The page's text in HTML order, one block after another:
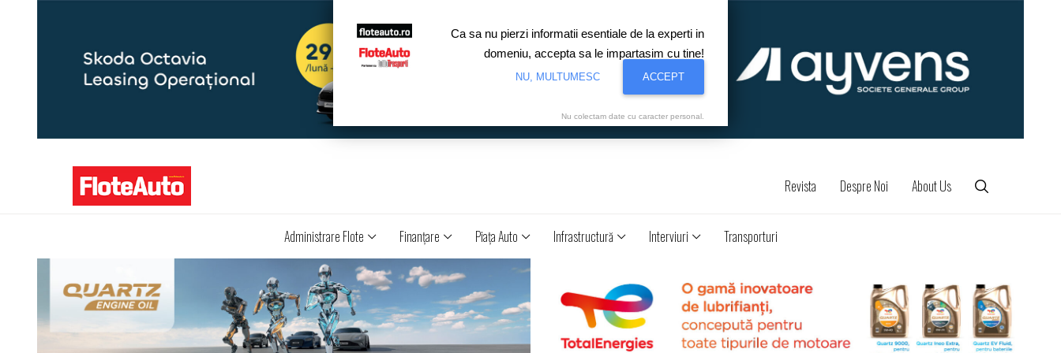
Revista Despre Noi About Us
Administrare Flote Finanţare Piaţa Auto Infrastructură Interviuri Transporturi
Ca sa nu pierzi informatii esentiale de la experti in
domeniu, accepta sa le impartasim cu tine!
NU, MULTUMESC ACCEPT
Nu colectam date cu caracter personal.